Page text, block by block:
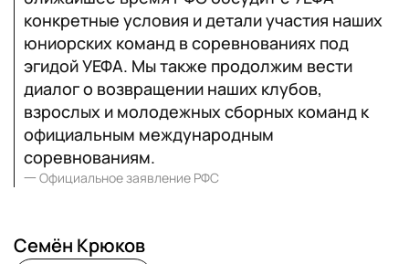
конкретные условия и детали участия наших
юниорских команд в соревнованиях под
эгидой УЕФА. Мы также продолжим вести
диалог о возвращении наших клубов,
взрослых и молодежных сборных команд к
официальным международным
соревнованиям.
一 Официальное заявление РФС
Семён Крюков